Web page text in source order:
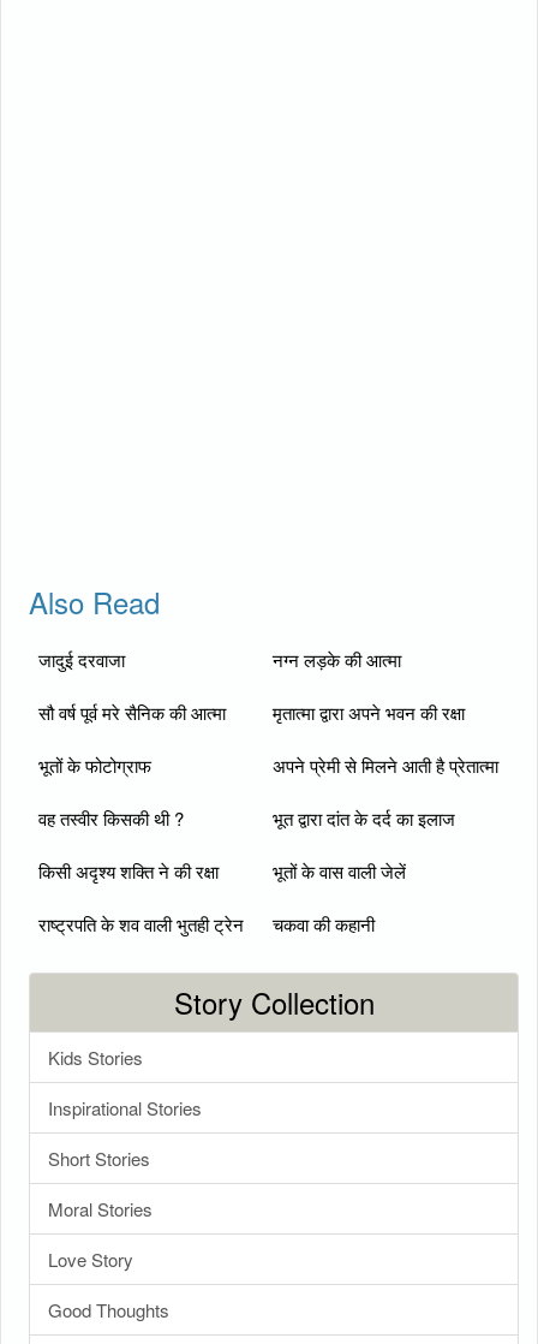
Also Read
जादुई दरवाजा नग्न लड़के की आत्मा
सौ वर्ष पूर्व मरे सैनिक की आत्मा मृतात्मा द्वारा अपने भवन की रक्षा
भूतों के फोटोग्राफ अपने प्रेमी से मिलने आती है प्रेतात्मा
वह तस्वीर किसकी थी ? भूत द्वारा दांत के दर्द का इलाज
किसी अदृश्य शक्ति ने की रक्षा भूतों के वास वाली जेलें
राष्ट्रपति के शव वाली भुतही ट्रेन चकवा की कहानी
Story Collection
Kids Stories
Inspirational Stories
Short Stories
Moral Stories
Love Story
Good Thoughts